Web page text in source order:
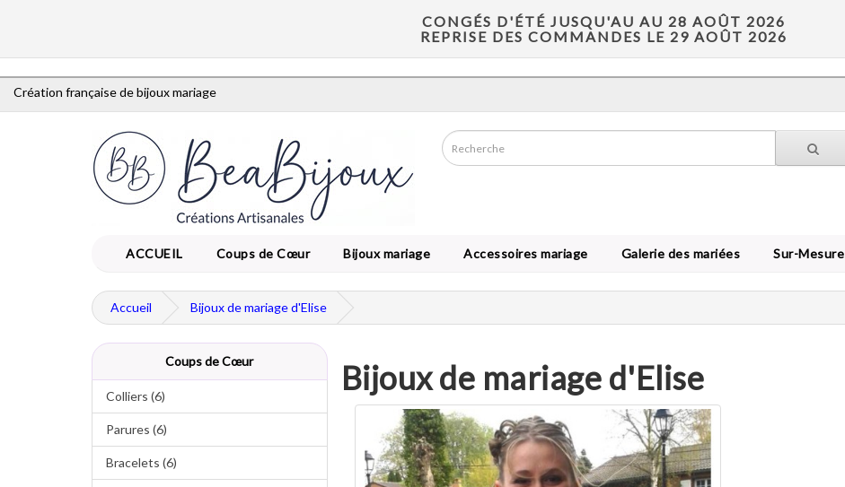
CONGÉS D'ÉTÉ JUSQU'AU AU 28 AOÛT 2026
REPRISE DES COMMANDES LE 29 AOÛT 2026
Création française de bijoux mariage
ACCUEIL Coups de Cœur Bijoux mariage Accessoires mariage Galerie des mariées Sur-Mesure
Accueil Bijoux de mariage d'Elise
Coups de Cœur
Colliers (6)
Parures (6)
Bracelets (6)
Bijoux de mariage d'Elise